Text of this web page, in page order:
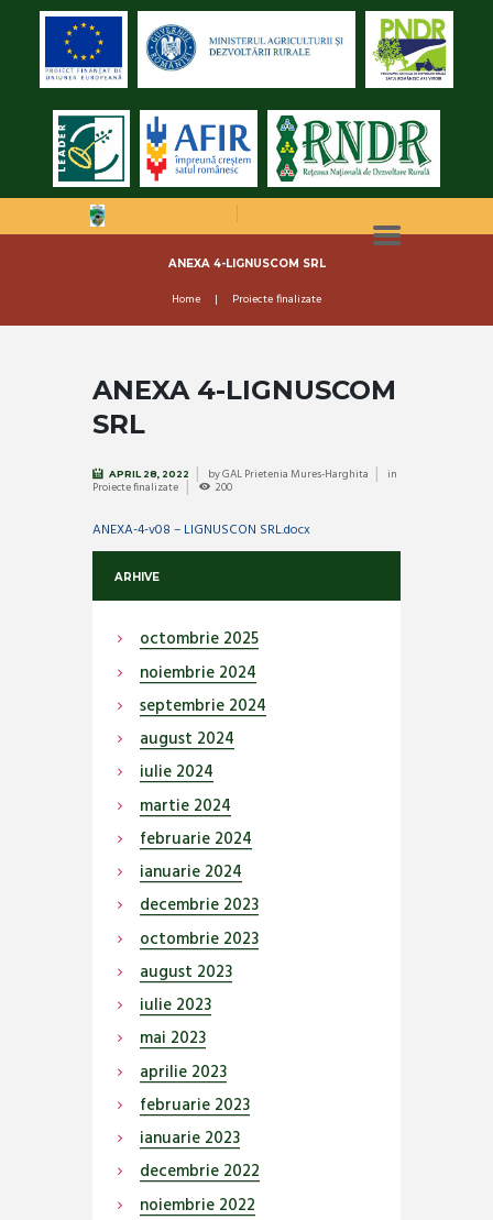
ANEXA 4-LIGNUSCOM SRL
Home Proiecte finalizate
ANEXA 4-LIGNUSCOM
SRL
APRIL 28, 2022 byGAL Prietenia Mures-Harghita in
Proiecte finalizate 200
ANEXA-4-v08 – LIGNUSCON SRL.docx
ARHIVE
octombrie 2025
noiembrie 2024
septembrie 2024
august 2024
iulie 2024
martie 2024
februarie 2024
ianuarie 2024
decembrie 2023
octombrie 2023
august 2023
iulie 2023
mai 2023
aprilie 2023
februarie 2023
ianuarie 2023
decembrie 2022
noiembrie 2022